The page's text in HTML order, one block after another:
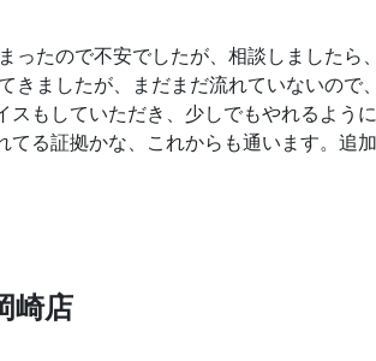
お問い合わせ
たので不安でしたが、相談しましたら
きましたが、まだまだ流れていないの
もしていただき、少しでもやれるよう
る証拠かな、これからも通います。追
崎店